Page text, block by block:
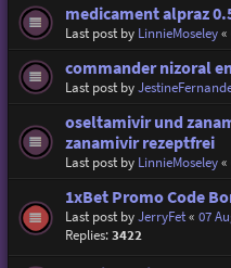
medicament alpraz
Last post by LinnieMoseley«
commander nizoral
Last post by
oseltamivir und
zanamivir rezeptfrei
Last post by LinnieMoseley«
1xBet Promo Code
Last post byJerryFet« 07
Replies:3422